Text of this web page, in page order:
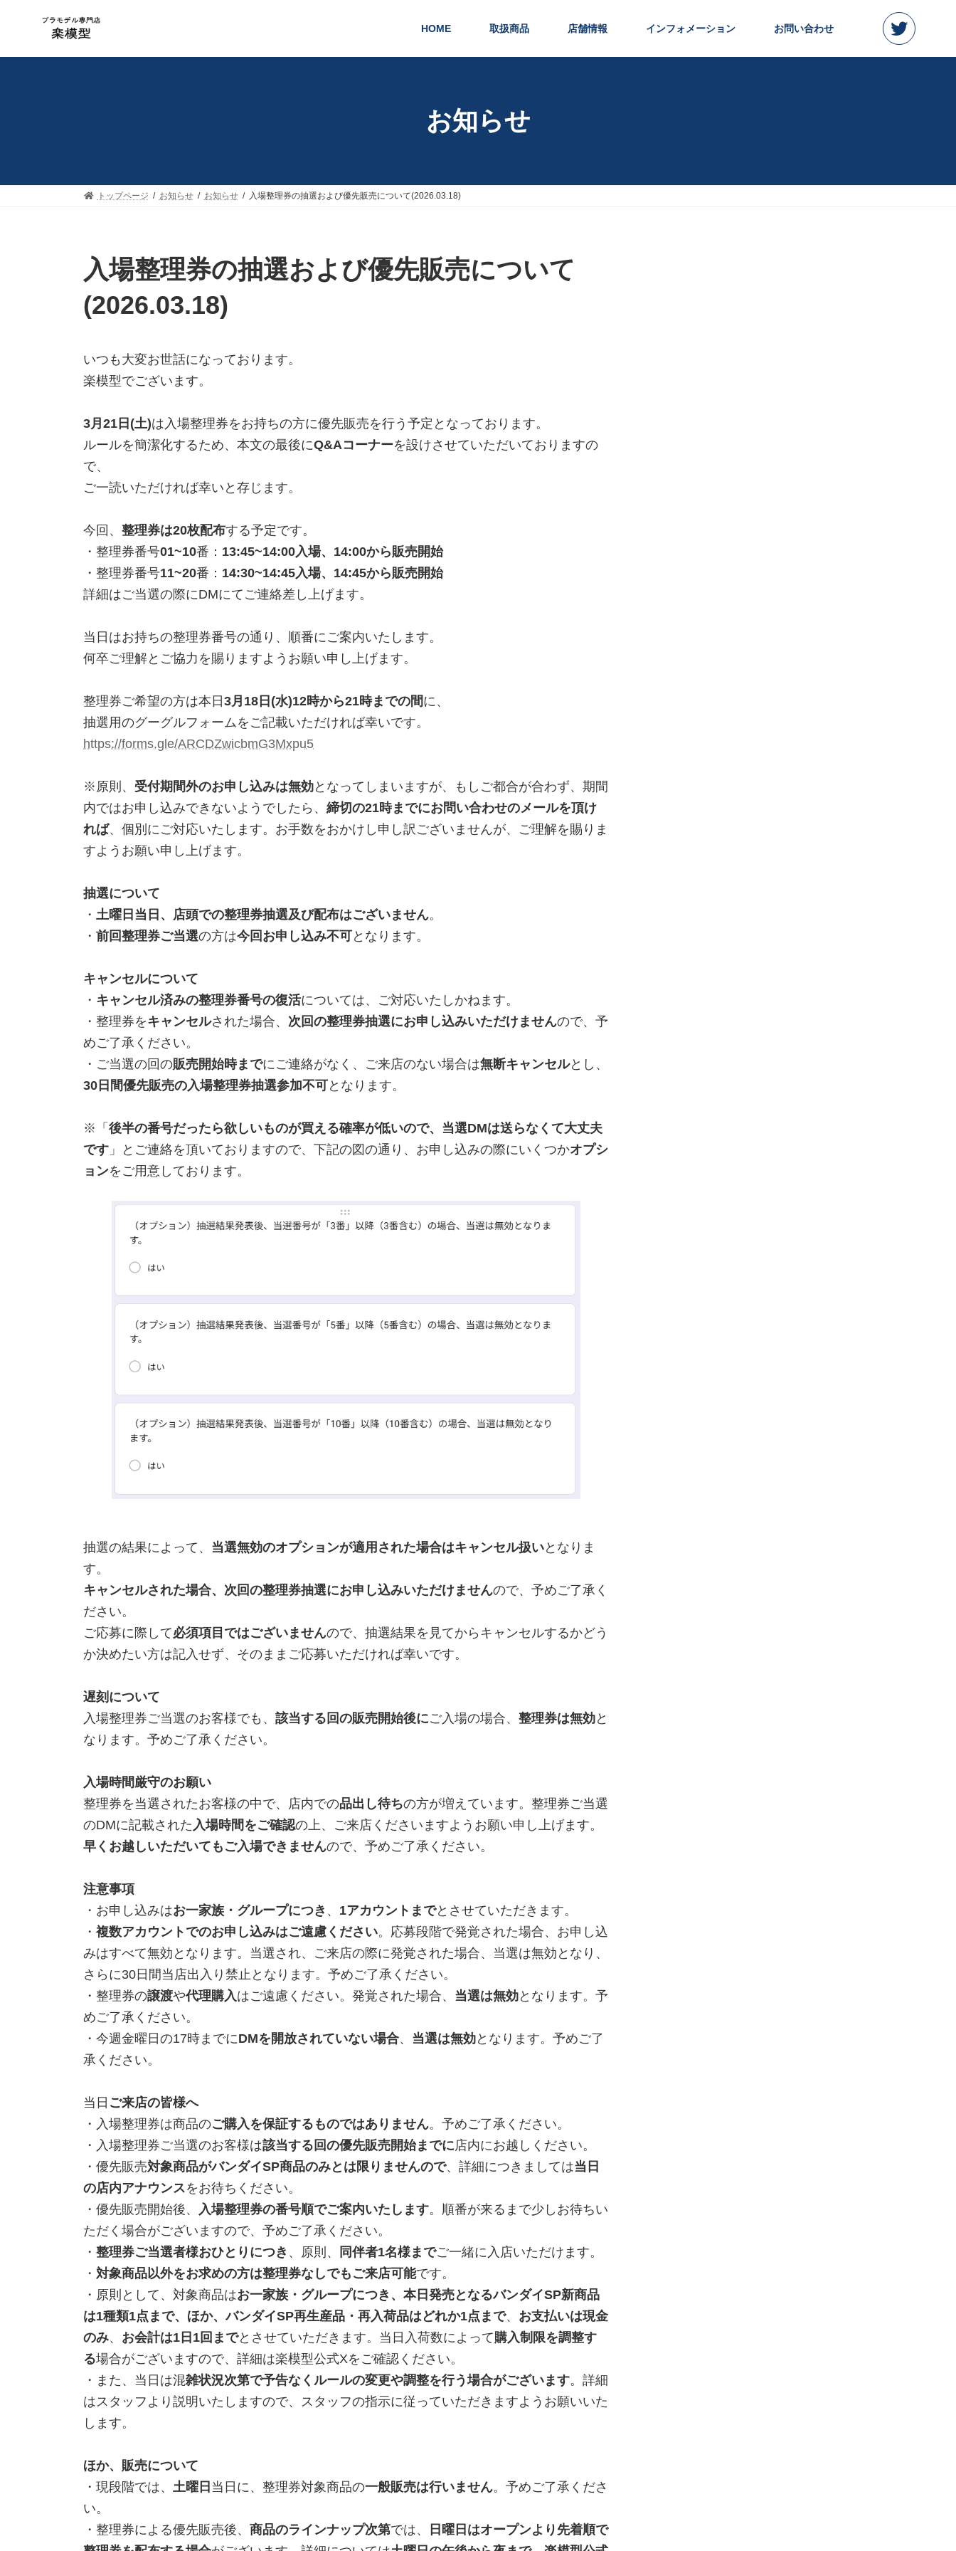
ン
ー
HOME 取扱商品 店舗情報 インフォメーション お問い合わせ
お知らせ
トップページ お知らせ お知らせ 入場整理券の抽選および優先販売について(2026.03.18)
入場整理券の抽選および優先販売について
(2026.03.18)
いつも大変お世話になっております。
楽模型でございます。
3月21日(土)は入場整理券をお持ちの方に優先販売を行う予定となっております。
ルールを簡潔化するため、本文の最後にQ&Aコーナーを設けさせていただいておりますの
で、
ご一読いただければ幸いと存じます。
今回、 整理券は20枚配布する予定です。
・整理券番号01~10番： 13:45~14:00入場、14:00から販売開始
・整理券番号11~20番： 14:30~14:45入場、14:45から販売開始
詳細はご当選の際にDMにてご連絡差し上げます。
当日はお持ちの整理券番号の通り、順番にご案内いたします。
何卒ご理解とご協力を賜りますようお願い申し上げます。
整理券ご希望の方は本日 3月18日(水)12時から21時までの間に、
抽選用のグーグルフォームをご記載いただければ幸いです。
https://forms.gle/ARCDZwicbmG3Mxpu5
※原則、 受付期間外のお申し込みは無効となってしまいますが、もしご都合が合わず、期間
内ではお申し込みできないようでしたら、 締切の21時までにお問い合わせのメールを頂け
れば、個別にご対応いたします。お手数をおかけし申し訳ございませんが、ご理解を賜りま
すようお願い申し上げます。
抽選について
・ 土曜日当日、店頭での整理券抽選及び配布はございません。
・ 前回整理券ご当選の方は今回お申し込み不可となります。
キャンセルについて
・ キャンセル済みの整理券番号の復活については、ご対応いたしかねます。
・整理券をキャンセルされた場合、 次回の整理券抽選にお申し込みいただけませんので、予
めご了承ください。
・ご当選の回の販売開始時までにご連絡がなく、ご来店のない場合は無断キャンセルとし、
30日間優先販売の入場整理券抽選参加不可となります。
※「 後半の番号だったら欲しいものが買える確率が低いので、当選DMは送らなくて大丈夫
です 」とご連絡を頂いておりますので、下記の図の通り、お申し込みの際にいくつかオプシ
ョンをご用意しております。
抽選の結果によって、 当選無効のオプションが適用された場合はキャンセル扱いとなりま
す。
キャンセルされた場合、次回の整理券抽選にお申し込みいただけませんので、予めご了承く
ださい。
ご応募に際して必須項目ではございませんので、抽選結果を見てからキャンセルするかどう
か決めたい方は記入せず、そのままご応募いただければ幸いです。
遅刻について
入場整理券ご当選のお客様でも、 該当する回の販売開始後にご入場の場合、 整理券は無効と
なります。予めご了承ください。
入場時間厳守のお願い
整理券を当選されたお客様の中で、店内での品出し待ちの方が増えています。整理券ご当選
のDMに記載された 入場時間をご確認の上、ご来店くださいますようお願い申し上げます。
早くお越しいただいてもご入場できませんので、予めご了承ください。
注意事項
・お申し込みはお一家族・グループにつき 、 1アカウントまでとさせていただきます。
・ 複数アカウントでのお申し込みはご遠慮ください。応募段階で発覚された場合、お申し込
みはすべて無効となります。当選され、ご来店の際に発覚された場合、当選は無効となり、
さらに30日間当店出入り禁止となります。予めご了承ください。
・整理券の譲渡や代理購入はご遠慮ください。発覚された場合、 当選は無効となります。予
めご了承ください。
・今週金曜日の17時までにDMを開放されていない場合、 当選は無効となります。予めご了
承ください。
当日 ご来店の皆様へ
・入場整理券は商品のご購入を保証するものではありません。予めご了承ください。
・入場整理券ご当選のお客様は該当する回の優先販売開始までに店内にお越しください。
・優先販売対象商品がバンダイSP商品のみとは限りませんので、詳細につきましては当日
の店内アナウンスをお待ちください。
・優先販売開始後、 入場整理券の番号順でご案内いたします。順番が来るまで少しお待ちい
ただく場合がございますので、予めご了承ください。
・ 整理券ご当選者様おひとりにつき 、原則、 同伴者1名様までご一緒に入店いただけます。
・ 対象商品以外をお求めの方は整理券なしでもご来店可能です。
・原則として、対象商品はお一家族・グループにつき、本日発売となるバンダイSP新商品
は1種類1点まで、ほか、バンダイSP再生産品・再入荷品はどれか1点まで、 お支払いは現金
のみ、 お会計は1日1回までとさせていただきます。当日入荷数によって購入制限を調整す
る場合がございますので、詳細は楽模型公式Xをご確認ください。
・また、当日は混雑状況次第で予告なくルールの変更や調整を行う場合がございます。詳細
はスタッフより説明いたしますので、スタッフの指示に従っていただきますようお願いいた
します。
ほか、販売について
・現段階では、 土曜日 当日に、整理券対象商品の一般販売は行いません。予めご了承くださ
い。
・整理券による優先販売後、 商品のラインナップ次第では、
日曜日はオープンより先着順で